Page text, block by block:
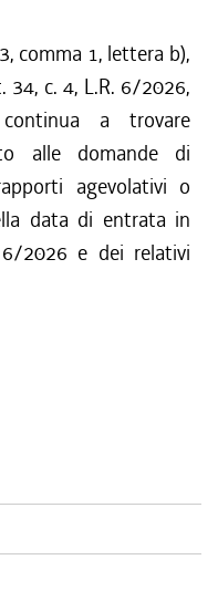
comma 1, lettera b),
34, c. 4, L.R. 6/2026,
a trovare
alle domande di
agevolativi o
data di entrata in
2026 e dei relativi